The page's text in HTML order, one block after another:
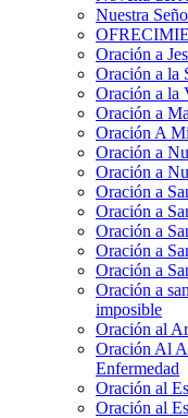
Nuestra
Oración a
Oración a la
Oración a la
Oración a
Oración A
Oración a
Oración a
Oración a
Oración a
Oración a
Oración a
Oración a
Oración a
imposible
Oración al
Oración Al
Enfermedad
Oración al
Oración al